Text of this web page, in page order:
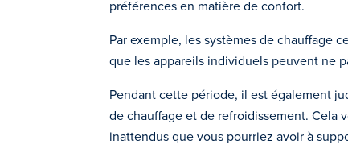
préférences en matière de confort.
Par exemple, les systèmes de chauffage
que les appareils individuels peuvent ne
Pendant cette période, il est également
de chauffage et de refroidissement. Cela
inattendus que vous pourriez avoir à